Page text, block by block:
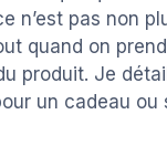
n’est pas non
quand on
produit. Je
un cadeau